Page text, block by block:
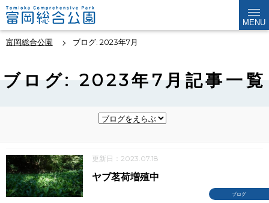
MENU
富岡総合公園 ブログ: 2023年7月
ブログ: 2023年7月記事一覧
更新日：2023.07.18
ブログ
ヤブ茗荷増殖中